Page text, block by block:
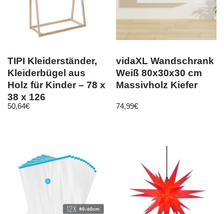
TIPI Kleiderständer,
Kleiderbügel aus
Holz für Kinder – 78 x
38 x 126
50,64€
vidaXL Wandschrank
Weiß 80x30x30 cm
Massivholz Kiefer
74,99€